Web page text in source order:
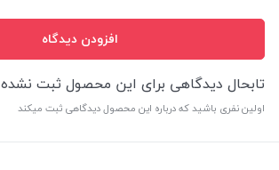
افزودن دیدگاه
تابحال دیدگاهی برای این محصول ثبت نشده
اولین نفری باشید که درباره این محصول دیدگاهی ثبت میکند